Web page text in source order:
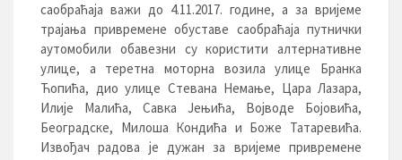
саобраћаја важи до 4.11.2017. године, а за вријеме
трајања привремене обуставе саобраћаја путнички
аутомобили обавезни су користити алтернативне
улице, а теретна моторна возила улице Бранка
Ћопића, дио улице Стевана Немање, Цара Лазара,
Илије Малића, Савка Јењића, Војводе Бојовића,
Београдске, Милоша Кондића и Боже Татаревића.
Извођач радова је дужан за вријеме привремене